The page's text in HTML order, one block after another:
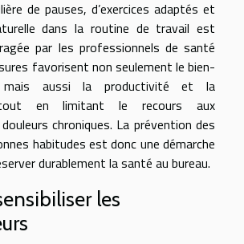
de pauses, d’exercices adaptés et
dans la routine de travail est
par les professionnels de santé
favorisent non seulement le bien-
mais aussi la productivité et la
tout en limitant le recours aux
chroniques. La prévention des
habitudes est donc une démarche
durablement la santé au bureau.
les